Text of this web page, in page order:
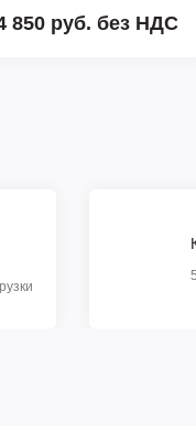
850 руб. без НДС